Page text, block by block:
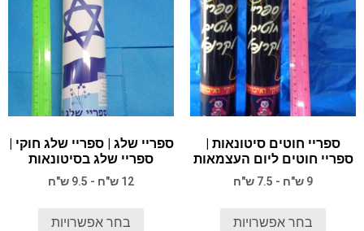
ספריי חוטים סיטונאות |
ספריי חוטים ליום העצמאות
9 ש"ח - 7.5 ש"ח
בחר אפשרויות
ספריי שלג | ספריי שלג חוקי |
ספריי שלג בסיטונאות
12 ש"ח - 9.5 ש"ח
בחר אפשרויות